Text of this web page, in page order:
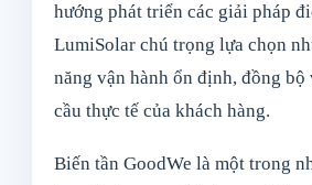
hướng phát triển các giải pháp
LumiSolar chú trọng lựa chọn
năng vận hành ổn định, đồng
cầu thực tế của khách hàng.
Biến tần GoodWe là một trong